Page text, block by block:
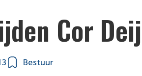
Cor Deij
Bestuur